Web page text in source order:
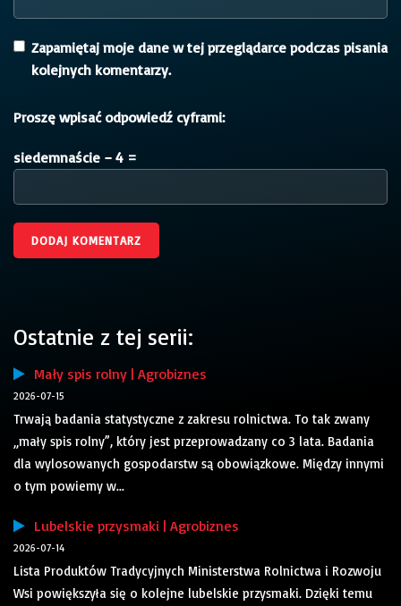
Zapamiętaj moje dane w tej przeglądarce podczas pisania
kolejnych komentarzy.
Proszę wpisać odpowiedź cyframi:
siedemnaście − 4 =
Ostatnie z tej serii:
Mały spis rolny | Agrobiznes
2026-07-15
Trwają badania statystyczne z zakresu rolnictwa. To tak zwany
„mały spis rolny”, który jest przeprowadzany co 3 lata. Badania
dla wylosowanych gospodarstw są obowiązkowe. Między innymi
o tym powiemy w...
Lubelskie przysmaki | Agrobiznes
2026-07-14
Lista Produktów Tradycyjnych Ministerstwa Rolnictwa i Rozwoju
Wsi powiększyła się o kolejne lubelskie przysmaki. Dzięki temu